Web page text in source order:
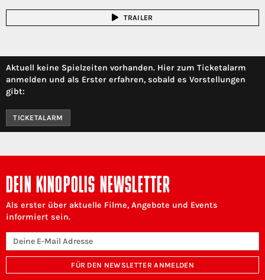
TRAILER
Aktuell keine Spielzeiten vorhanden. Hier zum Ticketalarm
anmelden und als Erster erfahren, sobald es Vorstellungen
gibt:
TICKETALARM
DEIN KINOPOLIS NEWSLETTER
Als erster über aktuelle Filme, Angebote und Events
informiert sein.
FÜR DEN NEWSLETTER ANMELDEN